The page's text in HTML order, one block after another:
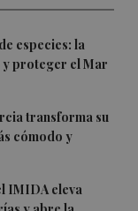
especies: la
y proteger el Mar
transforma su
cómodo y
IMIDA eleva